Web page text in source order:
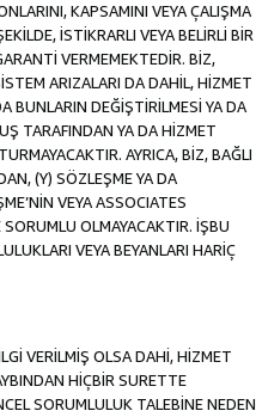
KAPSAMINI VEYA ÇALIŞMA
İSTİKRARLI VEYA BELİRLİ BİR
VERMEMEKTEDİR. BİZ,
ARIZALARI DA DAHİL, HİZMET
BUNLARIN DEĞİŞTİRİLMESİ YA DA
TARAFINDAN YA DA HİZMET
AYRICA, BİZ, BAĞLI
(Y) SÖZLEŞME YA DA
VEYA ASSOCIATES
OLMAYACAKTIR. İŞBU
VEYA BEYANLARI HARİÇ
VERİLMİŞ OLSA DAHİ, HİZMET
HİÇBİR SURETTE
SORUMLULUK TALEBİNE NEDEN